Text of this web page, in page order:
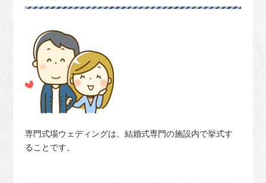
専門式場ウェディングは、結婚式専門の施設内で挙式す
ることです。